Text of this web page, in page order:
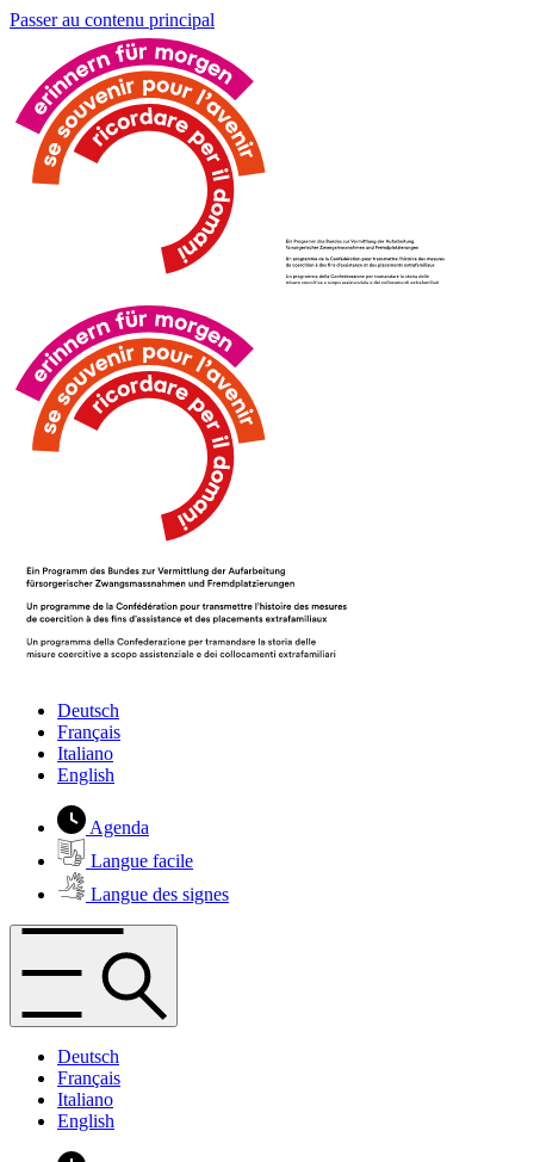
Passer au contenu principal
Deutsch
Français
Italiano
English
Agenda
Langue facile
Langue des signes
Deutsch
Français
Italiano
English